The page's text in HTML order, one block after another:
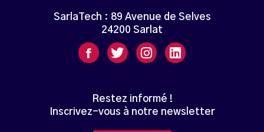
SarlaTech : 89 Avenue de Selves
24200 Sarlat
Restez informé !
Inscrivez-vous à notre newsletter